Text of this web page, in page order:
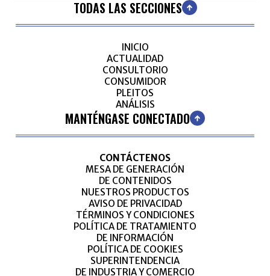
TODAS LAS SECCIONES
INICIO
ACTUALIDAD
CONSULTORIO
CONSUMIDOR
PLEITOS
ANÁLISIS
MANTÉNGASE CONECTADO
CONTÁCTENOS
MESA DE GENERACIÓN
DE CONTENIDOS
NUESTROS PRODUCTOS
AVISO DE PRIVACIDAD
TÉRMINOS Y CONDICIONES
POLÍTICA DE TRATAMIENTO
DE INFORMACIÓN
POLÍTICA DE COOKIES
SUPERINTENDENCIA
DE INDUSTRIA Y COMERCIO